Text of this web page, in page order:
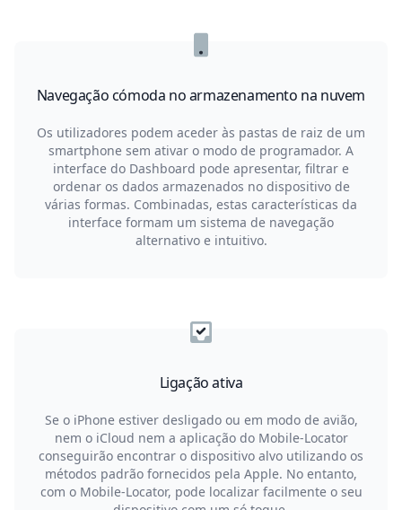
Navegação cómoda no armazenamento na nuvem
Os utilizadores podem aceder às pastas de raiz de um
smartphone sem ativar o modo de programador. A
interface do Dashboard pode apresentar, filtrar e
ordenar os dados armazenados no dispositivo de
várias formas. Combinadas, estas características da
interface formam um sistema de navegação
alternativo e intuitivo.
Ligação ativa
Se o iPhone estiver desligado ou em modo de avião,
nem o iCloud nem a aplicação do Mobile-Locator
conseguirão encontrar o dispositivo alvo utilizando os
métodos padrão fornecidos pela Apple. No entanto,
com o Mobile-Locator, pode localizar facilmente o seu